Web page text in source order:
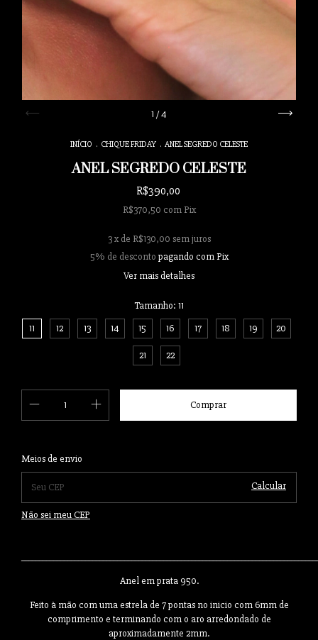
1 /4
INÍCIO . CHIQUE FRIDAY . ANEL SEGREDO CELESTE
ANEL SEGREDO CELESTE
R$390,00
R$370,50 com Pix
3 x de R$130,00 sem juros
5% de desconto pagando com Pix
Ver mais detalhes
Tamanho: 11
11
12 13 14 15 16 17 18 19 20
21 22
Entregas para o CEP:
Meios de envio
Calcular
Não sei meu CEP
Anel em prata 950.
Feito à mão com uma estrela de 7 pontas no inicio com 6mm de
comprimento e terminando com o aro arredondado de
aproximadamente 2mm.